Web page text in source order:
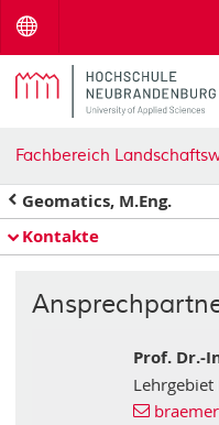
Fachbereich
Geomatics, M.Eng.
Kontakte
Prof. Dr.-